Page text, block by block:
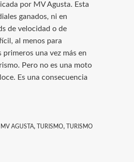
por MV Agusta. Esta
ganados, ni en
de velocidad o de
al menos para
una vez más en
Pero no es una moto
Es una consecuencia
MV AGUSTA, TURISMO,
TURISMO